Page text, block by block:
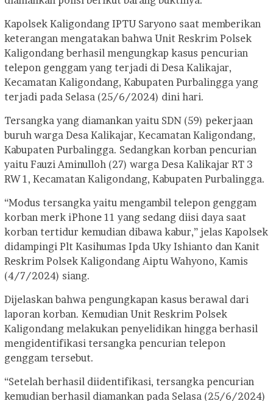
Kapolsek Kaligondang IPTU Saryono saat memberikan
keterangan mengatakan bahwa Unit Reskrim Polsek
Kaligondang berhasil mengungkap kasus pencurian
telepon genggam yang terjadi di Desa Kalikajar,
Kecamatan Kaligondang, Kabupaten Purbalingga yang
terjadi pada Selasa (25/6/2024) dini hari.
Tersangka yang diamankan yaitu SDN (59) pekerjaan
buruh warga Desa Kalikajar, Kecamatan Kaligondang,
Kabupaten Purbalingga. Sedangkan korban pencurian
yaitu Fauzi Aminulloh (27) warga Desa Kalikajar RT 3
RW 1, Kecamatan Kaligondang, Kabupaten Purbalingga.
“Modus tersangka yaitu mengambil telepon genggam
korban merk iPhone 11 yang sedang diisi daya saat
korban tertidur kemudian dibawa kabur,” jelas Kapolsek
didampingi Plt Kasihumas Ipda Uky Ishianto dan Kanit
Reskrim Polsek Kaligondang Aiptu Wahyono, Kamis
(4/7/2024) siang.
Dijelaskan bahwa pengungkapan kasus berawal dari
laporan korban. Kemudian Unit Reskrim Polsek
Kaligondang melakukan penyelidikan hingga berhasil
mengidentifikasi tersangka pencurian telepon
genggam tersebut.
“Setelah berhasil diidentifikasi, tersangka pencurian
kemudian berhasil diamankan pada Selasa (25/6/2024)